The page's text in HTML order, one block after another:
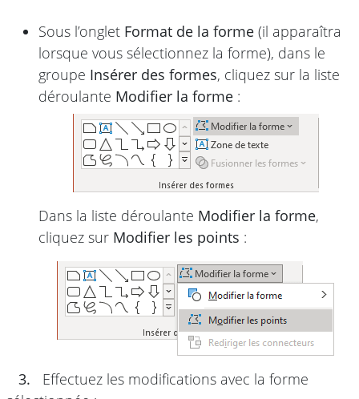
Sous l’onglet Format de la forme (il apparaîtra
lorsque vous sélectionnez la forme), dans le
groupe Insérer des formes, cliquez sur la liste
déroulante Modifier la forme :
Dans la liste déroulante Modifier la forme,
cliquez sur Modifier les points :
3.
Effectuez les modifications avec la forme